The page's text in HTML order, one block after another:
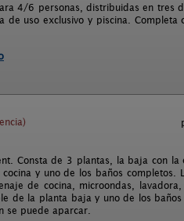
4/6 personas, distribuidas en tres
uso exclusivo y piscina. Completa
Consta de 3 plantas, la baja con la
y uno de los baños completos.
de cocina, microondas,
de la planta baja y uno de los
se puede aparcar.